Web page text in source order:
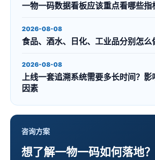
一物一码数据看板应该重点看哪些指
2026-08-08
食品、酒水、日化、工业品分别怎么
2026-08-08
上线一套追溯系统需要多长时间？影
因素
咨询方案
想了解一物一码如何落地？